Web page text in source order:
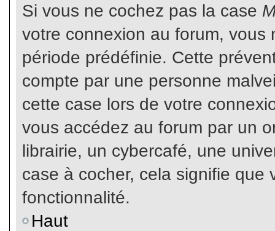
Si vous ne cochez pas la case
votre connexion au forum,
période prédéfinie. Cette
compte par une personne
cette case lors de votre
vous accédez au forum par un
librairie, un cybercafé, une
case à cocher, cela signifie que
fonctionnalité.
Haut